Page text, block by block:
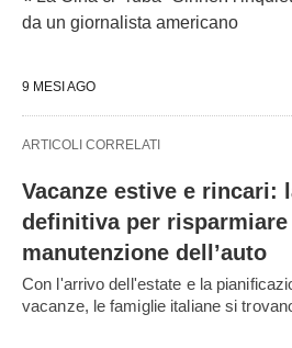
da un giornalista americano
9 MESI AGO
ARTICOLI CORRELATI
Vacanze estive e rincari:
definitiva per
manutenzione dell’auto
Con l'arrivo dell'estate e la
vacanze, le famiglie italiane si